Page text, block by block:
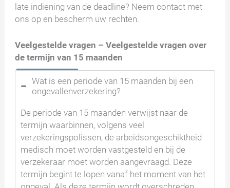
late indiening van de deadline? Neem contact met
ons op en bescherm uw rechten.
Veelgestelde vragen –Veelgestelde vragen over
de termijn van 15 maanden
Wat is een periode van 15 maanden bij een
ongevallenverzekering?
De periode van 15 maanden verwijst naar de
termijn waarbinnen, volgens veel
verzekeringspolissen, de arbeidsongeschiktheid
medisch moet worden vastgesteld en bij de
verzekeraar moet worden aangevraagd. Deze
termijn begint te lopen vanaf het moment van het